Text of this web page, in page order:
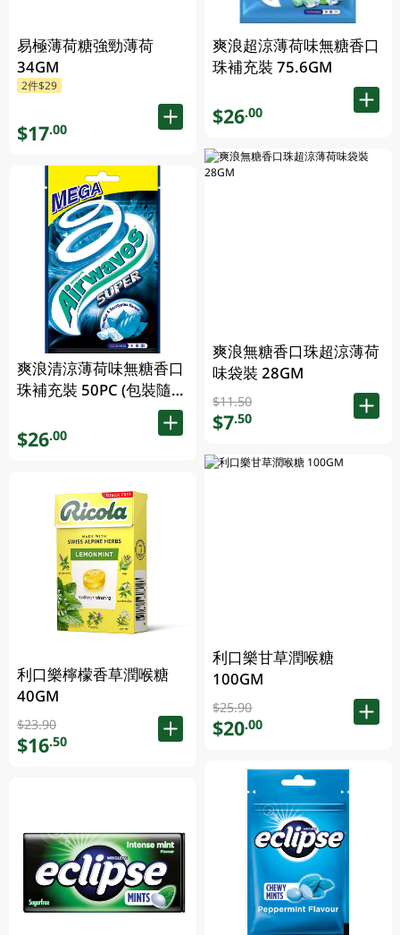
易極薄荷糖強勁薄荷
34GM
2件$29
$17.00
爽浪清涼薄荷味無糖香口
珠補充裝 50PC (包裝隨機
$26.00
利口樂檸檬香草潤喉糖
40GM
$23.90
$16.50
爽浪超涼薄荷味無糖香口
珠補充裝 75.6GM
$26.00
爽浪無糖香口珠超涼薄荷
味袋裝 28GM
$11.50
$7.50
利口樂甘草潤喉糖
100GM
$25.90
$20.00